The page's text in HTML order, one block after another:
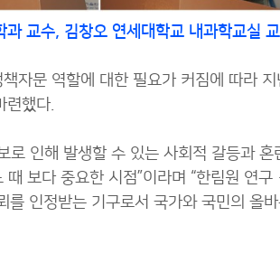
교수, 김창오 연세대학교 내과학교실
자문 역할에 대한 필요가 커짐에 따라 지
련했다.
인해 발생할 수 있는 사회적 갈등과 혼
보다 중요한 시점”이라며 “한림원 연
인정받는 기구로서 국가와 국민의 올바